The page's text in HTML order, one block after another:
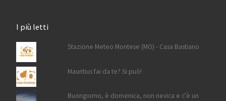
I più letti
Stazione Meteo Montese (MO) - Casa Bastiano
Mauritius fai da te? Si può!
Buongiorno, è domenica, non nevica e c'è un